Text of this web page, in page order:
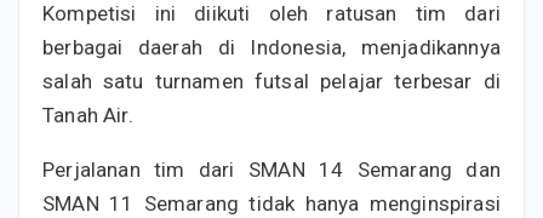
Kompetisi ini diikuti oleh ratusan tim dari
berbagai daerah di Indonesia, menjadikannya
salah satu turnamen futsal pelajar terbesar di
Tanah Air.
Perjalanan tim dari SMAN 14 Semarang dan
SMAN 11 Semarang tidak hanya menginspirasi